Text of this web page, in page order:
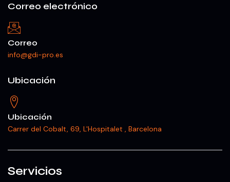
Correo electrónico
Correo
info@gdi-pro.es
Ubicación
Ubicación
Carrer del Cobalt, 69, L'Hospitalet , Barcelona
Servicios